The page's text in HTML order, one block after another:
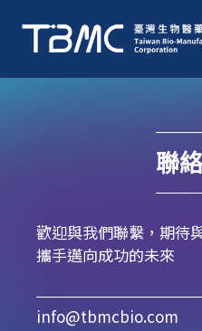
聯
歡迎與我們聯繫，期待
攜手邁向成功的未來
info@tbmcbio.com